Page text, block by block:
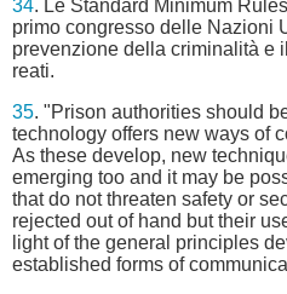
34. Le Standard Minimum
primo congresso delle Nazioni
prevenzione della criminalità e
reati.
35. "Prison authorities should
technology offers new ways of
As these develop, new
emerging too and it may be
that do not threaten safety or
rejected out of hand but their
light of the general principles
established forms of